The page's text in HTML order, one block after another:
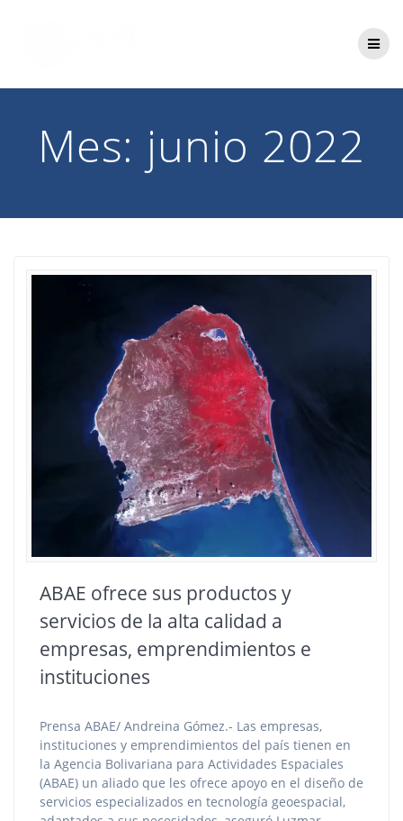
Mes: junio 2022
ABAE ofrece sus productos y
servicios de la alta calidad a
empresas, emprendimientos e
instituciones
Prensa ABAE/ Andreina Gómez.- Las empresas,
instituciones y emprendimientos del país tienen en
la Agencia Bolivariana para Actividades Espaciales
(ABAE) un aliado que les ofrece apoyo en el diseño de
servicios especializados en tecnología geoespacial,